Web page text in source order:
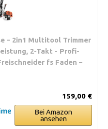
– 2in1 Multitool Trimmer
2-Takt - Profi-
fs Faden –
159,00 €
Bei Amazon
ansehen